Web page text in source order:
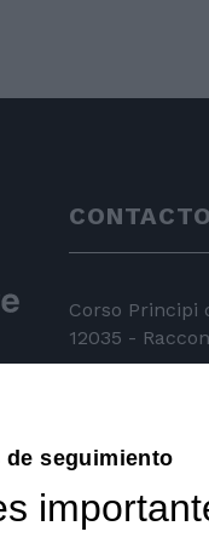
Corso Principi
12035 -
+39 0172 84
seguimiento